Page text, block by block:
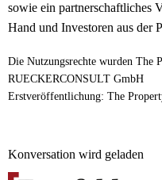
sowie ein partnerschaftliches
Hand und Investoren aus der
Die Nutzungsrechte wurden The
RUECKERCONSULT GmbH
Erstveröffentlichung: The
Konversation wird geladen